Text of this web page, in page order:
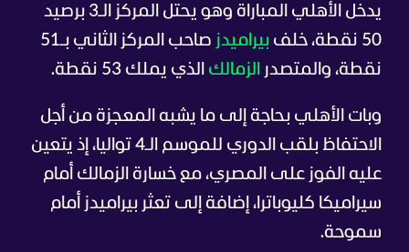
يدخل الأهلي المباراة وهو يحتل المركز الـ3 برصيد
50 نقطة، خلف
بيراميدز
صاحب المركز الثاني بـ51
نقطة، والمتصدر
الزمالك الذي يملك 53 نقطة.
وبات الأهلي بحاجة إلى ما يشبه المعجزة من أجل
الاحتفاظ بلقب الدوري للموسم الـ4 تواليا، إذ يتعين
عليه الفوز على المصري، مع خسارة الزمالك أمام
سيراميكا كليوباترا، إضافة إلى تعثر بيراميدز أمام
سموحة.